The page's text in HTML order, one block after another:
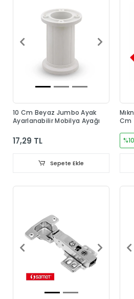
10 Cm Beyaz Jumbo Ayak
Ayarlanabilir Mobilya Ayağı
17,29 TL
Sepete Ekle
Cm
%10